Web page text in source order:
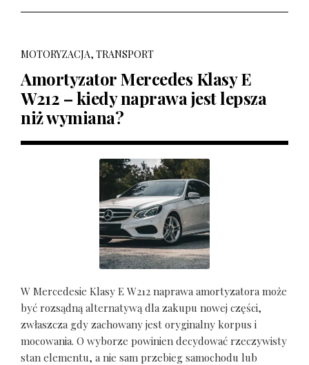
MOTORYZACJA, TRANSPORT
Amortyzator Mercedes Klasy E
W212 – kiedy naprawa jest lepsza
niż wymiana?
W Mercedesie Klasy E W212 naprawa amortyzatora może
być rozsądną alternatywą dla zakupu nowej części,
zwłaszcza gdy zachowany jest oryginalny korpus i
mocowania. O wyborze powinien decydować rzeczywisty
stan elementu, a nie sam przebieg samochodu lub